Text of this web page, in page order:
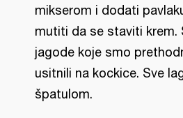
mikserom i dodati
mutiti da se staviti krem.
jagode koje smo
usitnili na kockice. Sve
špatulom.